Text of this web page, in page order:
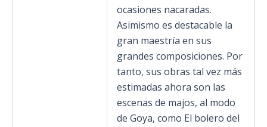
ocasiones nacaradas.
Asimismo es destacable la
gran maestría en sus
grandes composiciones. Por
tanto, sus obras tal vez más
estimadas ahora son las
escenas de majos, al modo
de Goya, como El bolero del